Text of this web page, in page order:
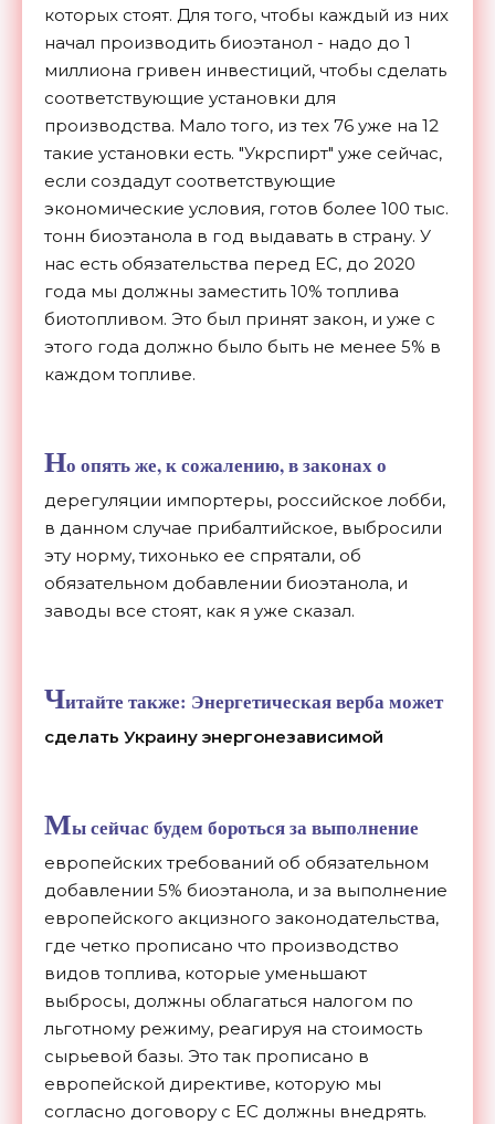
которых стоят. Для того, чтобы каждый из них
начал производить биоэтанол - надо до 1
миллиона гривен инвестиций, чтобы сделать
соответствующие установки для
производства. Мало того, из тех 76 уже на 12
такие установки есть. "Укрспирт" уже сейчас,
если создадут соответствующие
экономические условия, готов более 100 тыс.
тонн биоэтанола в год выдавать в страну. У
нас есть обязательства перед ЕС, до 2020
года мы должны заместить 10% топлива
биотопливом. Это был принят закон, и уже с
этого года должно было быть не менее 5% в
каждом топливе.
Но опять же, к сожалению, в законах о
дерегуляции импортеры, российское лобби,
в данном случае прибалтийское, выбросили
эту норму, тихонько ее спрятали, об
обязательном добавлении биоэтанола, и
заводы все стоят, как я уже сказал.
Читайте также: Энергетическая верба может
сделать Украину энергонезависимой
Мы сейчас будем бороться за выполнение
европейских требований об обязательном
добавлении 5% биоэтанола, и за выполнение
европейского акцизного законодательства,
где четко прописано что производство
видов топлива, которые уменьшают
выбросы, должны облагаться налогом по
льготному режиму, реагируя на стоимость
сырьевой базы. Это так прописано в
европейской директиве, которую мы
согласно договору с ЕС должны внедрять.